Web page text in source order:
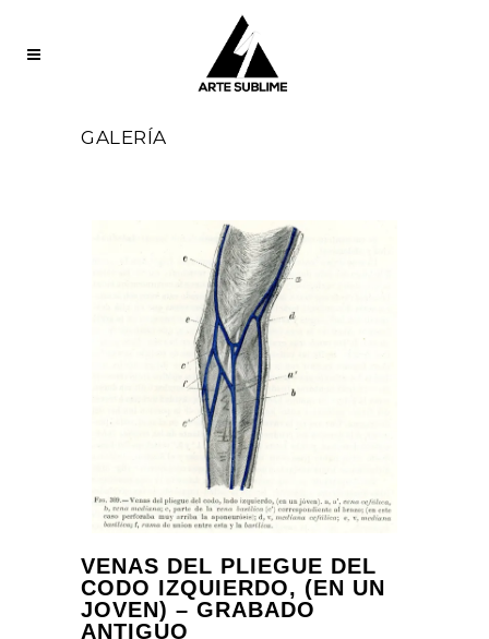
GALERÍA
VENAS DEL PLIEGUE DEL
CODO IZQUIERDO, (EN UN
JOVEN) – GRABADO
ANTIGUO